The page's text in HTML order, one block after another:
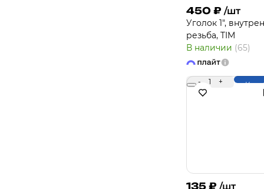
450 ₽ /шт
Уголок 1",
резьба, TIM
В наличии (65)
- 1 +
135 ₽ /шт